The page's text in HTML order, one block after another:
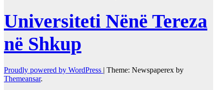
Universiteti Nënë Tereza
në Shkup
Proudly powered by WordPress | Theme: Newspaperex by
Themeansar.